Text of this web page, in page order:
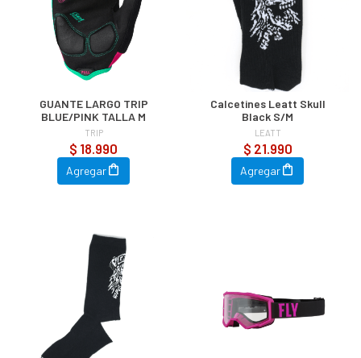
GUANTE LARGO TRIP
BLUE/PINK TALLA M
TRIP
$ 18.990
Agregar
Calcetines Leatt Skull
Black S/M
LEATT
$ 21.990
Agregar